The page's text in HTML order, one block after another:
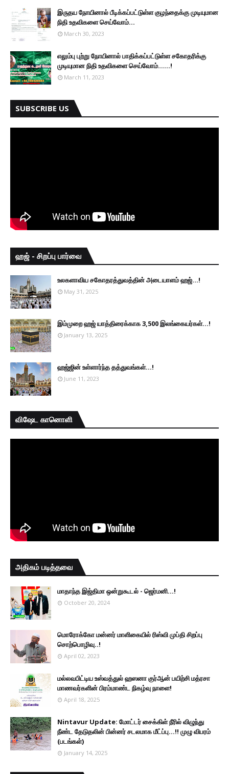
இருதய நோயினால் பீடிக்கப்பட்டுள்ள குழந்தைக்கு முடியுமான
நிதி உதவிகளை செய்வோம்...
March 30, 2023
எலும்பு புற்று நோயினால் பாதிக்கப்பட்டுள்ள சகோதரிக்கு
முடியுமான நிதி உதவிகளை செய்வோம்......!
March 11, 2023
SUBSCRIBE US
ஹஜ் - சிறப்பு பார்வை
உலகளாவிய சகோதரத்துவத்தின் அடையாளம் ஹஜ்...!
May 31, 2025
இம்முறை ஹஜ் யாத்திரைக்காக 3,500 இலங்கையர்கள்...!
January 13, 2025
ஹஜ்ஜின் உள்ளார்ந்த தத்துவங்கள்...!
June 11, 2023
விஷேட கானொளி
அதிகம் படித்தவை
மாதாந்த இஜ்திமா ஒன்றுகூடல் - ஜெர்மனி…!
October 20, 2024
மொரோக்கோ மன்னர் மாளிகையில் ரிஸ்வி முப்தி சிறப்பு
சொற்பொழிவு..!
April 02, 2023
மல்லவபிட்டிய உஸ்வத்துல் ஹஸனா குர்ஆன் பயிற்சி மத்ரசா
மாணவர்களின் பிரம்மாண்ட நிகழ்வு நாளை!
April 18, 2025
Nintavur Update: மோட்டர் சைக்கிள் நீரில் விழுந்து
நீண்ட தேடுதலின் பின்னர் சடலமாக மீட்ப்பு…!! முழு விபரம்
(படங்கள்)
January 14, 2025